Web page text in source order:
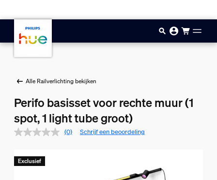
Alle Railverlichting bekijken
Perifo basisset voor rechte muur (1
spot, 1 light tube groot)
(0) Schrijf een beoordeling
Exclusief